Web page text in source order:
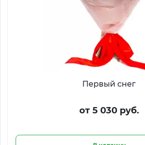
Первый снег
от 5 030 руб.